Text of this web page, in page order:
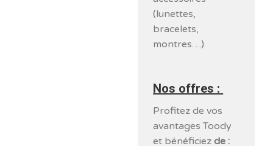
(lunettes,
bracelets,
montres…).
Nos offres :
Profitez de vos
avantages Toody
et bénéficiez de :